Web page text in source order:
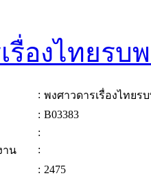
รื่องไทยรบ
: พงศาวดารเรื่องไทยร
: B03383
:
าน
:
: 2475